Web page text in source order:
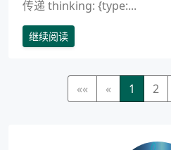
传递 thinking: {type:...
继续阅读
«« « 1 2